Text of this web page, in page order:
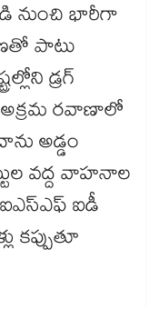
నుంచి భారీగా
పాటు
డ్రగ్
అక్రమ రవాణాలో
అడ్డం
వద్ద వాహనాల
ఐడీ
కప్పుతూ